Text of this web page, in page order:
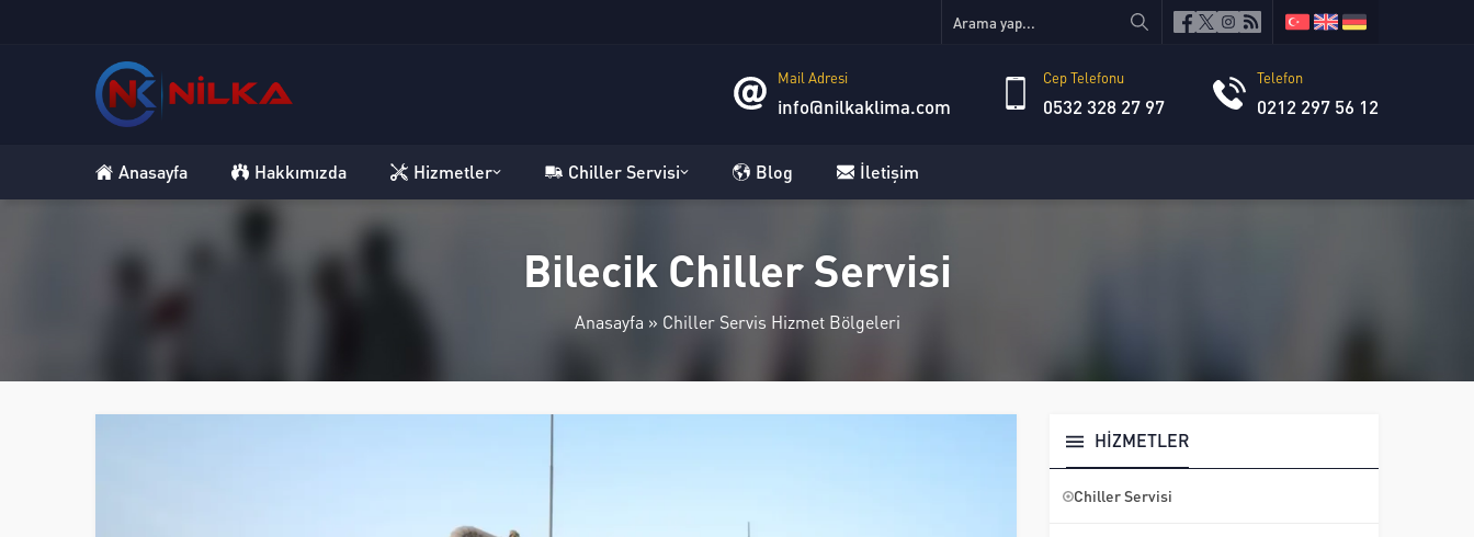
Mail Adresi
info@nilkaklima.com
Cep Telefonu
0532 328 27 97
Telefon
0212 297 56 12
Anasayfa Hakkımızda Hizmetler Chiller Servisi Blog İletişim
Bilecik Chiller Servisi
Anasayfa » Chiller Servis Hizmet Bölgeleri
HİZMETLER
Chiller Servisi